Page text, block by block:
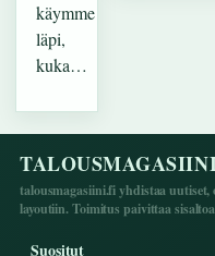
käymme
läpi,
kuka…
talousmagasiini.fi yhdistaa
layoutiin. Toimitus paivittaa
Suositut